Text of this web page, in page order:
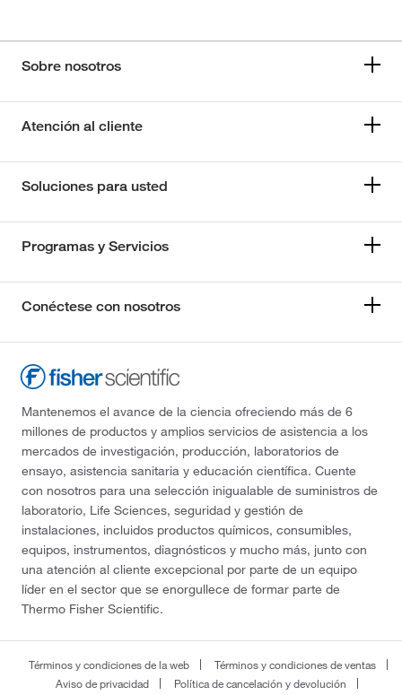
Sobre nosotros
Atención al cliente
Soluciones para usted
Programas y Servicios
Conéctese con nosotros
Mantenemos el avance de la ciencia ofreciendo más de 6
millones de productos y amplios servicios de asistencia a los
mercados de investigación, producción, laboratorios de
ensayo, asistencia sanitaria y educación científica. Cuente
con nosotros para una selección inigualable de suministros de
laboratorio, Life Sciences, seguridad y gestión de
instalaciones, incluidos productos químicos, consumibles,
equipos, instrumentos, diagnósticos y mucho más, junto con
una atención al cliente excepcional por parte de un equipo
líder en el sector que se enorgullece de formar parte de
Thermo Fisher Scientific.
Términos y condiciones de la web
Términos y condiciones de ventas
Aviso de privacidad
Política de cancelación y devolución